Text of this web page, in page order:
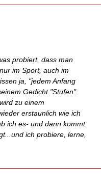
probiert, dass man
im Sport, auch im
ja, "jedem Anfang
Gedicht "Stufen".
zu einem
erstaunlich wie ich
ich es- und dann kommt
ich probiere, lerne,